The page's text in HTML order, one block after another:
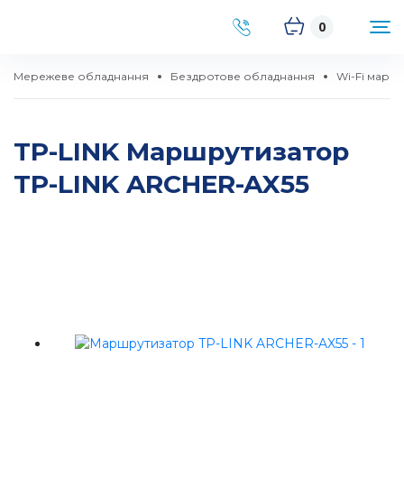
0
Мережеве обладнання Бездротове обладнання Wi-Fi
TP-LINK Маршрутизатор
TP-LINK ARCHER-AX55